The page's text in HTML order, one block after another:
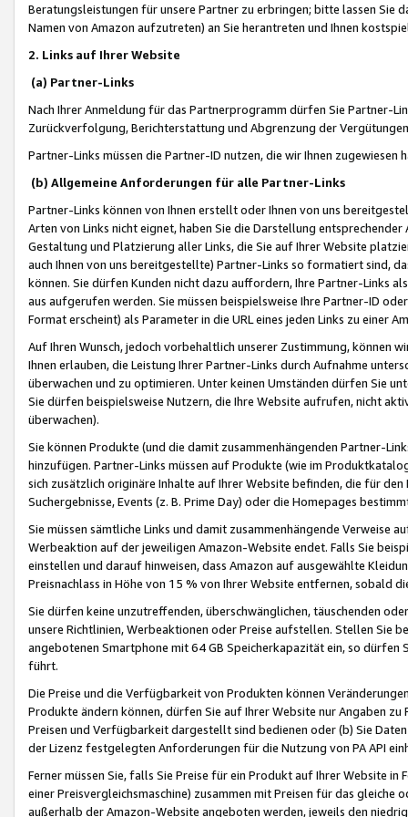
Beratungsleistungen für unsere Partner zu erbringen; bitte lassen Sie
Namen von Amazon aufzutreten) an Sie herantreten und Ihnen
2. Links auf Ihrer Website
(a) Partner-Links
Nach Ihrer Anmeldung für das Partnerprogramm dürfen Sie Partner-
Zurückverfolgung, Berichterstattung und Abgrenzung der
Partner-Links müssen die Partner-ID nutzen, die wir Ihnen zugewiesen
(b) Allgemeine Anforderungen für alle Partner-Links
Partner-Links können von Ihnen erstellt oder Ihnen von uns
Arten von Links nicht eignet, haben Sie die Darstellung
Gestaltung und Platzierung aller Links, die Sie auf Ihrer Website
auch Ihnen von uns bereitgestellte) Partner-Links so formatiert sind,
können. Sie dürfen Kunden nicht dazu auffordern, Ihre Partner-Links
aus aufgerufen werden. Sie müssen beispielsweise Ihre Partner-ID
Format erscheint) als Parameter in die URL eines jeden Links zu einer
Auf Ihren Wunsch, jedoch vorbehaltlich unserer Zustimmung, können
Ihnen erlauben, die Leistung Ihrer Partner-Links durch Aufnahme
überwachen und zu optimieren. Unter keinen Umständen dürfen Sie
Sie dürfen beispielsweise Nutzern, die Ihre Website aufrufen, nicht
überwachen).
Sie können Produkte (und die damit zusammenhängenden Partner-
hinzufügen. Partner-Links müssen auf Produkte (wie im
sich zusätzlich originäre Inhalte auf Ihrer Website befinden, die für
Suchergebnisse, Events (z. B. Prime Day) oder die Homepages
Sie müssen sämtliche Links und damit zusammenhängende
Werbeaktion auf der jeweiligen Amazon-Website endet. Falls Sie
einstellen und darauf hinweisen, dass Amazon auf ausgewählte
Preisnachlass in Höhe von 15 % von Ihrer Website entfernen, sobald
Sie dürfen keine unzutreffenden, überschwänglichen, täuschenden
unsere Richtlinien, Werbeaktionen oder Preise aufstellen. Stellen Sie
angebotenen Smartphone mit 64 GB Speicherkapazität ein, so dürfen
führt.
Die Preise und die Verfügbarkeit von Produkten können
Produkte ändern können, dürfen Sie auf Ihrer Website nur Angaben
Preisen und Verfügbarkeit dargestellt sind bedienen oder (b) Sie
der Lizenz festgelegten Anforderungen für die Nutzung von PA API
Ferner müssen Sie, falls Sie Preise für ein Produkt auf Ihrer Website
einer Preisvergleichsmaschine) zusammen mit Preisen für das
außerhalb der Amazon-Website angeboten werden, jeweils den